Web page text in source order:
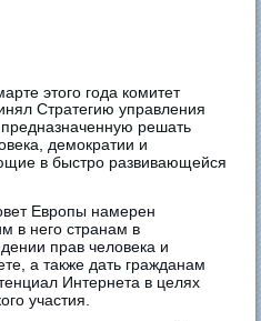
этого года комитет
Стратегию управления
решать
демократии и
в быстро развивающейся
Европы намерен
в него странам в
прав человека и
а также дать гражданам
Интернета в целях
участия.